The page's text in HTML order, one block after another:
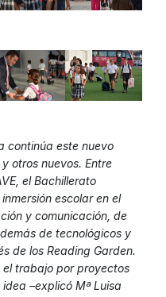
continúa este nuevo
otros nuevos. Entre
el Bachillerato
escolar en el
y comunicación, de
de tecnológicos y
de los Reading Garden.
el trabajo por proyectos
–explicó Mª Luisa